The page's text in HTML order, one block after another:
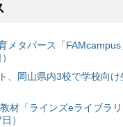
メタバース「
、岡山県内3校で学校向
材「ラインズeライブラ
）